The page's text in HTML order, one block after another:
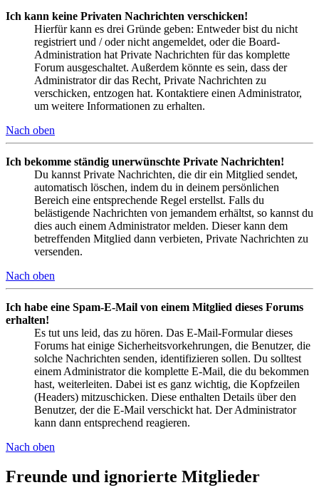
Ich kann keine Privaten Nachrichten verschicken!
Hierfür kann es drei Gründe geben: Entweder bist du nicht
registriert und / oder nicht angemeldet, oder die Board-
Administration hat Private Nachrichten für das komplette
Forum ausgeschaltet. Außerdem könnte es sein, dass der
Administrator dir das Recht, Private Nachrichten zu
verschicken, entzogen hat. Kontaktiere einen Administrator,
um weitere Informationen zu erhalten.
Nach oben
Ich bekomme ständig unerwünschte Private Nachrichten!
Du kannst Private Nachrichten, die dir ein Mitglied sendet,
automatisch löschen, indem du in deinem persönlichen
Bereich eine entsprechende Regel erstellst. Falls du
belästigende Nachrichten von jemandem erhältst, so kannst du
dies auch einem Administrator melden. Dieser kann dem
betreffenden Mitglied dann verbieten, Private Nachrichten zu
versenden.
Nach oben
Ich habe eine Spam-E-Mail von einem Mitglied dieses Forums
erhalten!
Es tut uns leid, das zu hören. Das E-Mail-Formular dieses
Forums hat einige Sicherheitsvorkehrungen, die Benutzer, die
solche Nachrichten senden, identifizieren sollen. Du solltest
einem Administrator die komplette E-Mail, die du bekommen
hast, weiterleiten. Dabei ist es ganz wichtig, die Kopfzeilen
(Headers) mitzuschicken. Diese enthalten Details über den
Benutzer, der die E-Mail verschickt hat. Der Administrator
kann dann entsprechend reagieren.
Nach oben
Freunde und ignorierte Mitglieder